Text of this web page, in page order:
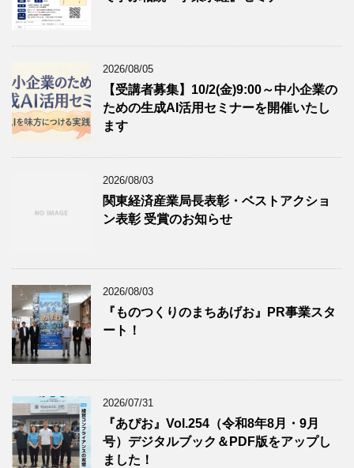
2026/08/05
【受講者募集】10/2(金)9:00～中小企業の
ための生成AI活用セミナーを開催いたし
ます
2026/08/03
関東経済産業局長表彰・ベストアクショ
ン表彰 受賞のお知らせ
2026/08/03
『ものつくりのまちあげお』PR事業スタ
ート！
2026/07/31
『あぴお』Vol.254（令和8年8月・9月
号）デジタルブック＆PDF版をアップし
ました！